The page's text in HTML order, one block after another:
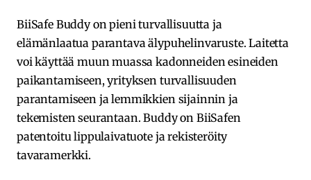
BiiSafe Buddy on pieni turvallisuutta ja
elämänlaatua parantava älypuhelinvaruste. Laitetta
voi käyttää muun muassa kadonneiden esineiden
paikantamiseen, yrityksen turvallisuuden
parantamiseen ja lemmikkien sijainnin ja
tekemisten seurantaan. Buddy on BiiSafen
patentoitu lippulaivatuote ja rekisteröity
tavaramerkki.